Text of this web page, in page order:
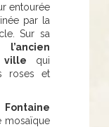
entourée
par la
Sur sa
l’ancien
ville qui
roses et
Fontaine
mosaïque